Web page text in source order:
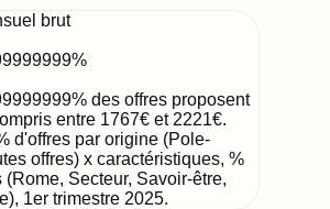
brut
%
% des offres proposent
entre 1767€ et 2221€.
d'offres par origine (Pole-
offres) x caractéristiques, %
(Rome, Secteur, Savoir-être,
, 1er trimestre 2025.